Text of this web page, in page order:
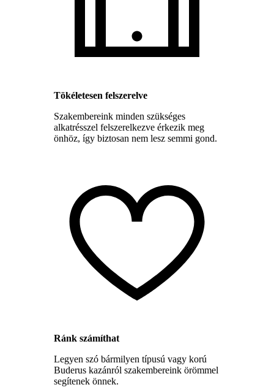
Tökéletesen felszerelve
Szakembereink minden szükséges
alkatrésszel felszerelkezve érkezik meg
önhöz, így biztosan nem lesz semmi gond.
Ránk számíthat
Legyen szó bármilyen típusú vagy korú
Buderus kazánról szakembereink örömmel
segítenek önnek.